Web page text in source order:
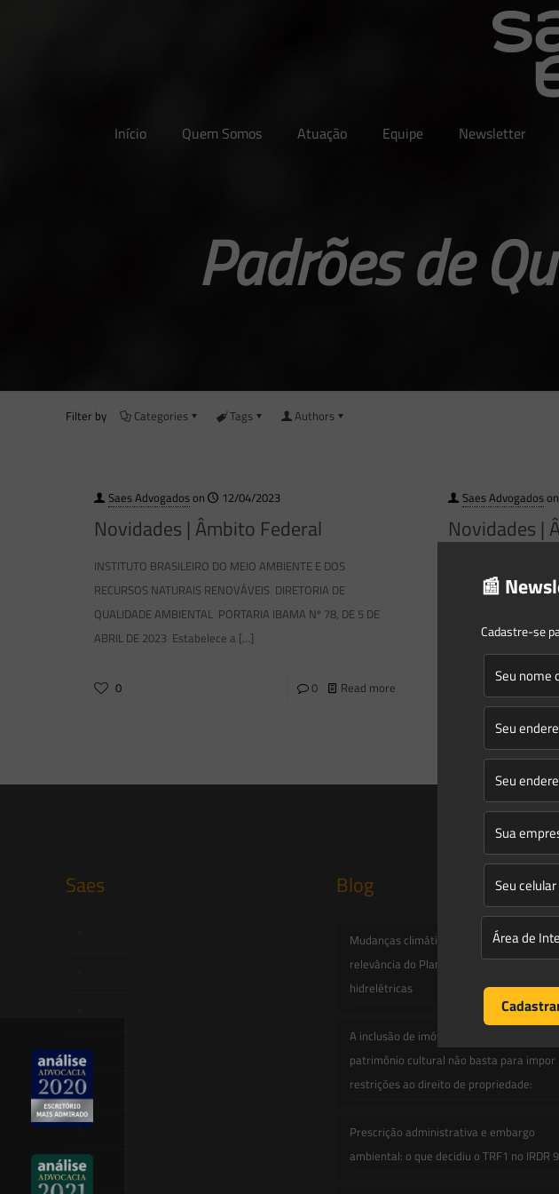
Início Quem Somos Atuação Equipe Newsletter
Padrões de
Filter by Categories Tags Authors
Saes Advogadoson 12/04/2023
Novidades | Âmbito Federal
INSTITUTO BRASILEIRO DO MEIO AMBIENTE E DOS
RECURSOS NATURAIS RENOVÁVEIS DIRETORIA DE
QUALIDADE AMBIENTAL PORTARIA IBAMA Nº 78, DE 5 DE
ABRIL DE 2023 Estabelece a […]
0 0 Read more
Saes Advogadoson
Novidades |
MINISTÉRIO DO
Institui o Programa
Saes Blog
Mudanças climáticas, risco operacional e
relevância do Plano Clima 2026 para as
hidrelétricas
A inclusão de imóvel em inventário de
patrimônio cultural não basta para impor
restrições ao direito de propriedade:
Prescrição administrativa e embargo
ambiental: o que decidiu o TRF1 no IRDR
📰
Cadastre-se